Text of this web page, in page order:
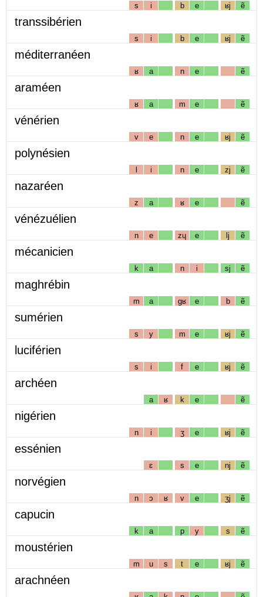
s i b e ʁj ẽ
transsibérien
s i b e ʁj ẽ
méditerranéen
ʁ a n e ẽ
araméen
ʁ a m e ẽ
vénérien
v e n e ʁj ẽ
polynésien
l i n e zj ẽ
nazaréen
z a ʁ e ẽ
vénézuélien
n e zɥ e lj ẽ
mécanicien
k a n i sj ẽ
maghrébin
m a gʁ e b ẽ
sumérien
s y m e ʁj ẽ
luciférien
s i f e ʁj ẽ
archéen
a ʁ k e ẽ
nigérien
n i ʒ e ʁj ẽ
essénien
ɛ s e nj ẽ
norvégien
n ɔ ʁ v e ʒj ẽ
capucin
k a p y s ẽ
moustérien
m u s t e ʁj ẽ
arachnéen